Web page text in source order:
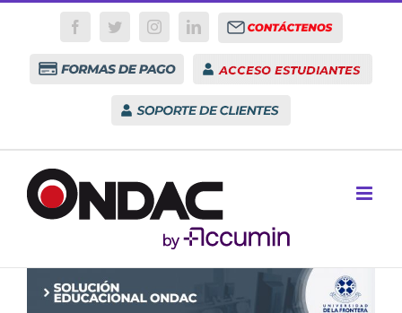
Skip
FacebookTwitterInstagramLinkedInContactenos
Formas
de
Acceso
Estudiantes
Soporte